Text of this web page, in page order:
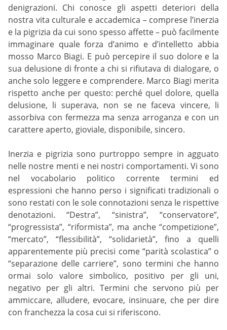
denigrazioni. Chi conosce gli aspetti deteriori della
nostra vita culturale e accademica – comprese l’inerzia
e la pigrizia da cui sono spesso affette – può facilmente
immaginare quale forza d’animo e d’intelletto abbia
mosso Marco Biagi. E può percepire il suo dolore e la
sua delusione di fronte a chi si rifiutava di dialogare, o
anche solo leggere e comprendere. Marco Biagi merita
rispetto anche per questo: perché quel dolore, quella
delusione, li superava, non se ne faceva vincere, li
assorbiva con fermezza ma senza arroganza e con un
carattere aperto, gioviale, disponibile, sincero.
Inerzia e pigrizia sono purtroppo sempre in agguato
nelle nostre menti e nei nostri comportamenti. Vi sono
nel vocabolario politico corrente termini ed
espressioni che hanno perso i significati tradizionali o
sono restati con le sole connotazioni senza le rispettive
denotazioni. “Destra”, “sinistra”, “conservatore”,
“progressista”, “riformista”, ma anche “competizione”,
“mercato”, “flessibilità”, “solidarietà”, fino a quelli
apparentemente più precisi come “parità scolastica” o
“separazione delle carriere”, sono termini che hanno
ormai solo valore simbolico, positivo per gli uni,
negativo per gli altri. Termini che servono più per
ammiccare, alludere, evocare, insinuare, che per dire
con franchezza la cosa cui si riferiscono.